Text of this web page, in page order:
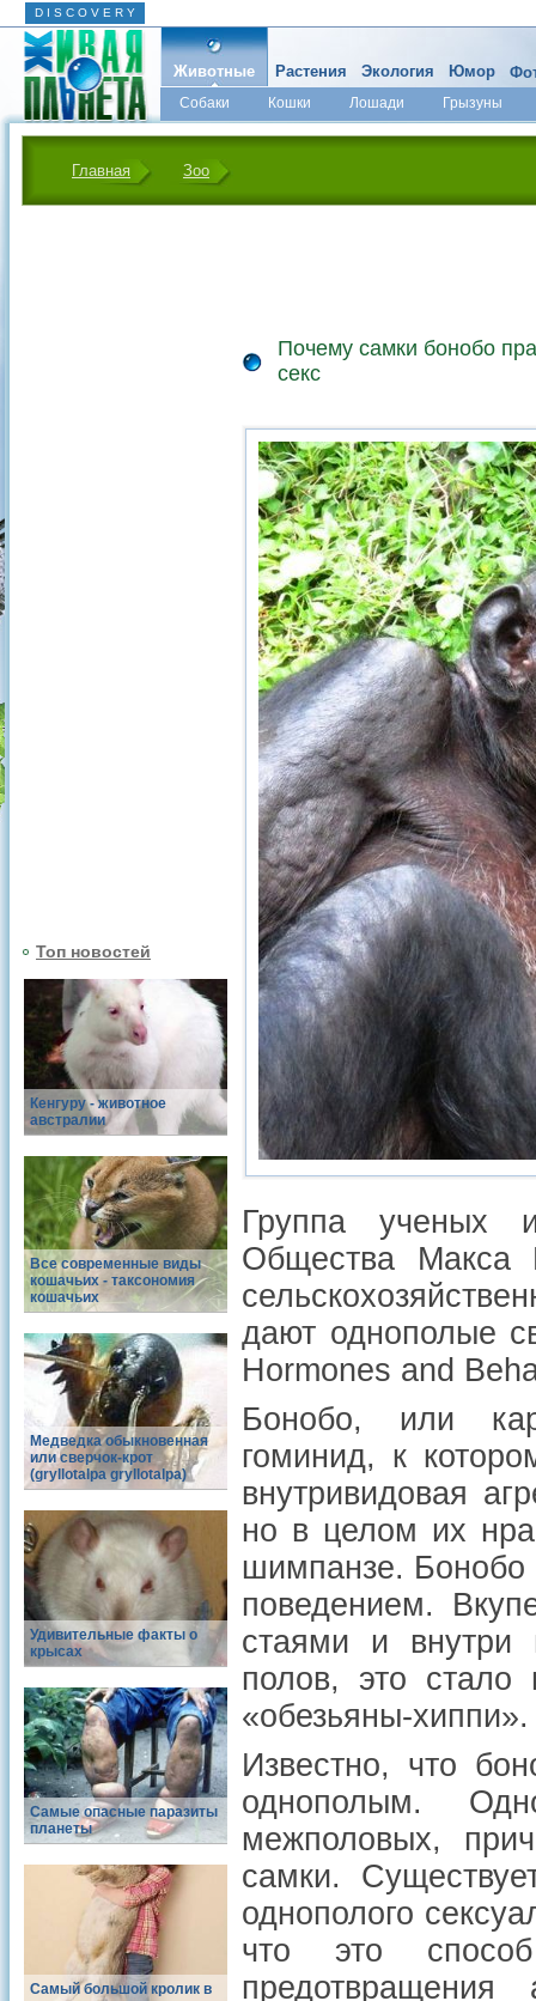
D I S C O V E R Y
Животные
Собаки Кошки Лошади
Грызуны
Микромир
Растения Экология Юмор
Главная Зоо
Топ новостей
Кенгуру - животное
австралии
Все современные виды
кошачьих - таксономия
кошачьих
Медведка обыкновенная
или сверчок-крот
(gryllotalpa gryllotalpa)
Удивительные факты о
крысах
Самые опасные паразиты
планеты
Самый большой кролик в
Почему самки бонобо
секс
Группа ученых
Общества Макса
дают однополые
Hormones and
Бонобо, или
гоминид, к
внутривидовая
но в целом их
шимпанзе. Бонобо
поведением.
стаями и внутри
полов, это стало
«обезьяны-хиппи».
Известно, что
однополым.
межполовых,
самки.
однополого
что это способ